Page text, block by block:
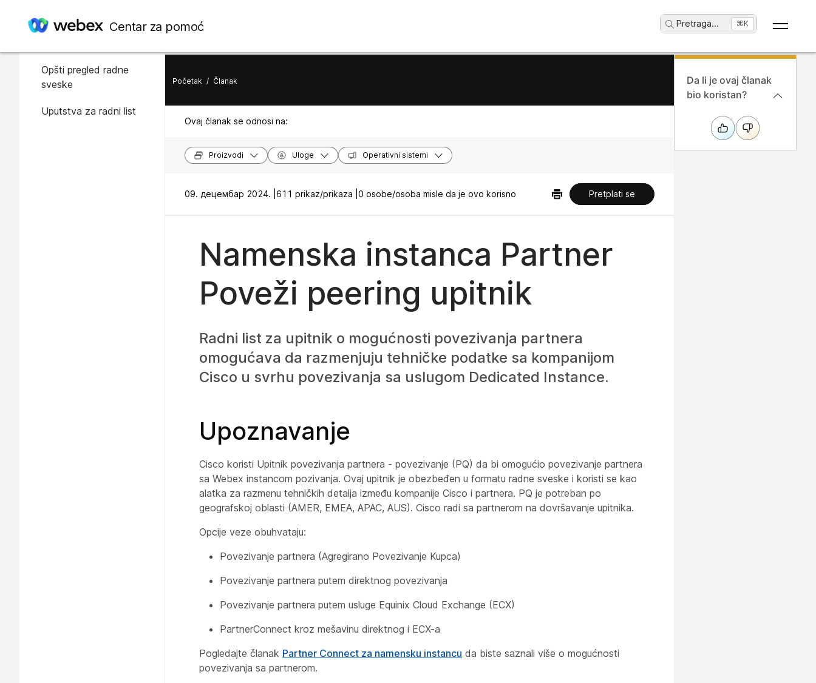
Centar za pomoć Pretraga... ⌘K
U ovom članku
Opšti pregled radne
sveske
Uputstva za radni list
Početak / Članak
Ovaj članak se odnosi na:
Proizvodi Uloge Operativni sistemi
09. децембар 2024. | 611 prikaz/prikaza | 0 osobe/osoba misle da je ovo korisno Pretplati se
Namenska instanca Partner
Poveži peering upitnik
Radni list za upitnik o mogućnosti povezivanja partnera
omogućava da razmenjuju tehničke podatke sa kompanijom
Cisco u svrhu povezivanja sa uslugom Dedicated Instance.
Upoznavanje
Cisco koristi Upitnik povezivanja partnera - povezivanje (PQ) da bi omogućio povezivanje partnera
sa Webex instancom pozivanja. Ovaj upitnik je obezbeđen u formatu radne sveske i koristi se kao
alatka za razmenu tehničkih detalja između kompanije Cisco i partnera. PQ je potreban po
geografskoj oblasti (AMER, EMEA, APAC, AUS). Cisco radi sa partnerom na dovršavanje upitnika.
Opcije veze obuhvataju:
Povezivanje partnera (Agregirano Povezivanje Kupca)
Povezivanje partnera putem direktnog povezivanja
Povezivanje partnera putem usluge Equinix Cloud Exchange (ECX)
PartnerConnect kroz mešavinu direktnog i ECX-a
Pogledajte članak Partner Connect za namensku instancu da biste saznali više o mogućnosti
povezivanja sa partnerom.
Da li je ovaj članak
bio koristan?